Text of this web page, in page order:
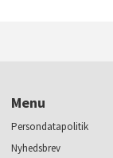
Menu
Persondatapolitik
Nyhedsbrev